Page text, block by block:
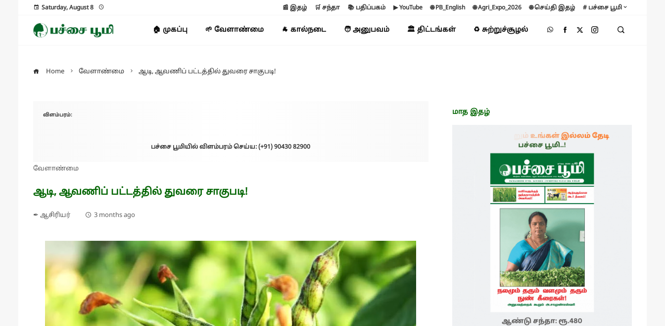
Saturday, August 8 📰 இதழ் 🛒 சந்தா 📚 பதிப்பகம் ▶ YouTube 🌐 PB_English 🌐 Agri_Expo_2026 🌐 செய்தி இதழ் # பச்சை பூமி
🏠 முகப்பு 🌱 வேளாண்மை 🐐 கால்நடை 🧑 அனுபவம் 🏛️ திட்டங்கள் ♻️ சுற்றுச்சூழல்
Home வேளாண்மை ஆடி, ஆவணிப் பட்டத்தில் துவரை சாகுபடி!
விளம்பரம்:
பச்சை பூமியில் விளம்பரம் செய்ய: (+91) 90430 82900
வேளாண்மை
ஆடி, ஆவணிப் பட்டத்தில் துவரை சாகுபடி!
✒ ஆசிரியர் 3 months ago
மாத இதழ்